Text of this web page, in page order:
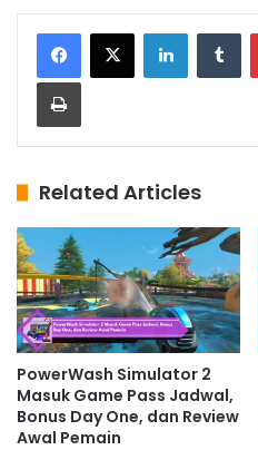
Related Articles
PowerWash Simulator 2
Masuk Game Pass Jadwal,
Bonus Day One, dan Review
Awal Pemain